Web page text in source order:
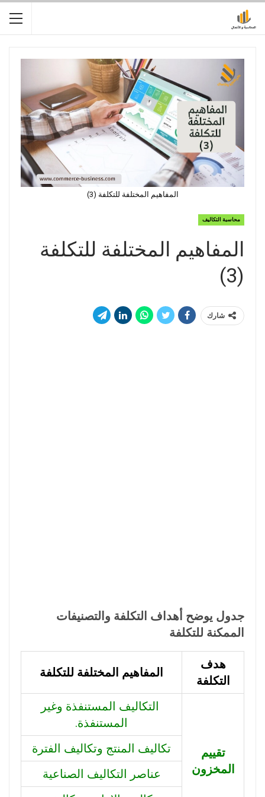
المفاهيم المختلفة للتكلفة (3)
محاسبة التكاليف
المفاهيم المختلفة للتكلفة
(3)
شارك
جدول يوضح أهداف التكلفة والتصنيفات
الممكنة للتكلفة
هدف
التكلفة
المفاهيم المختلفة للتكلفة
تقييم
المخزون
التكاليف المستنفذة وغير
المستنفذة.
تكاليف المنتج وتكاليف الفترة
عناصر التكاليف الصناعية